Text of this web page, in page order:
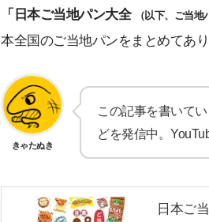
「日本ご当地パン大全 （以下、ご当地
本全国のご当地パンをまとめてあ
きゃたぬき
この記事を書いて
どを発信中。
日本ご